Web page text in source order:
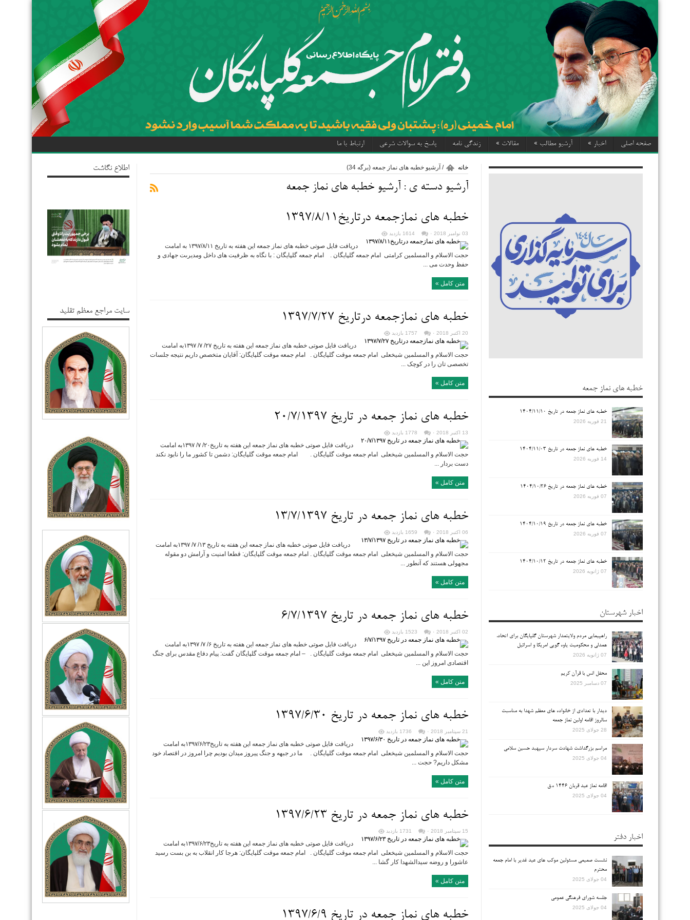
صفحه اصلی اخبار » آرشیو مطالب » مقالات » زندگی نامه پاسخ به سوالات شرعی ارتباط با ما
خانه / آرشیو خطبه های نماز جمعه (برگه 34)
آرشیو دسته ی : آرشیو خطبه های نماز جمعه
خطبه های نمازجمعه درتاریخ۱۳۹۷/۸/۱۱
03 نوامبر 2018 ۰ 1614 بازدید
دریافت فایل صوتی خطبه های نماز جمعه این هفته به تاریخ ۱۳۹۷/۸/۱۱ به امامت
حجت الاسلام و المسلمین کرامتی امام جمعه گلپایگان . امام جمعه گلپایگان : با نگاه به ظرفیت های داخل ومدیرىت جهادى و
حفظ وحدت مى ...
متن کامل »
خطبه های نمازجمعه درتاریخ ۱۳۹۷/۷/۲۷
20 اکتبر 2018 ۰ 1757 بازدید
دریافت فایل صوتی خطبه های نماز جمعه این هفته به تاریخ ۲۷/ ۷/ ۱۳۹۷به امامت
حجت الاسلام و المسلمین شیخعلی امام جمعه موقت گلپایگان . امام جمعه موقت گلپایگان: آقایان متخصص داریم نتیجه جلسات
تخصصی تان را در کوچک ...
متن کامل »
خطبه های نماز جمعه در تاریخ ۲۰/۷/۱۳۹۷
13 اکتبر 2018 ۰ 1778 بازدید
دریافت فایل صوتی خطبه های نماز جمعه این هفته به تاریخ۲۰/ ۷/ ۱۳۹۷به امامت
حجت الاسلام و المسلمین شیخعلی امام جمعه موقت گلپایگان . امام جمعه موقت گلپایگان: دشمن تا کشور ما را نابود نکند
دست بردار ...
متن کامل »
خطبه های نماز جمعه در تاریخ ۱۳/۷/۱۳۹۷
06 اکتبر 2018 ۰ 1659 بازدید
دریافت فایل صوتی خطبه های نماز جمعه این هفته به تاریخ ۱۳/ ۷/ ۱۳۹۷به امامت
حجت الاسلام و المسلمین شیخعلی امام جمعه موقت گلپایگان . امام جمعه موقت گلپایگان: قطعا امنیت و آرامش دو مقوله
مجهولی هستند که آنطور ...
متن کامل »
خطبه های نماز جمعه در تاریخ ۶/۷/۱۳۹۷
02 اکتبر 2018 ۰ 1523 بازدید
دریافت فایل صوتی خطبه های نماز جمعه این هفته به تاریخ ۶/ ۷/ ۱۳۹۷به امامت
حجت الاسلام و المسلمین شیخعلی امام جمعه موقت گلپایگان . – امام جمعه موقت گلپایگان گفت: پیام دفاع مقدس برای جنگ
اقتصادی امروز این ...
متن کامل »
خطبه های نماز جمعه در تاریخ ۱۳۹۷/۶/۳۰
21 سپتامبر 2018 ۰ 1736 بازدید
دریافت فایل صوتی خطبه های نماز جمعه این هفته به تاریخ۱۳۹۷/۶/۲۳به امامت
حجت الاسلام و المسلمین شیخعلی امام جمعه موقت گلپایگان . ما در جبهه و جنگ پیروز میدان بودیم چرا امروز در اقتصاد خود
مشکل داریم? حجت ...
متن کامل »
خطبه های نماز جمعه در تاریخ ۱۳۹۷/۶/۲۳
15 سپتامبر 2018 ۰ 1731 بازدید
دریافت فایل صوتی خطبه های نماز جمعه این هفته به تاریخ۱۳۹۷/۶/۲۳به امامت
حجت الاسلام و المسلمین شیخعلی امام جمعه موقت گلپایگان . امام جمعه موقت گلپایگان: هرجا کار انقلاب به بن بست رسید
عاشورا و روضه سیدالشهدا کار گشا ...
متن کامل »
خطبه های نماز جمعه در تاریخ ۱۳۹۷/۶/۹
اطلاع نگاشت
سایت مراجع معظم تقلید
خطبه های نماز جمعه
خطبه های نماز جمعه در تاریخ ۱۴۰۴/۱۱/۱۰
21 فوریه 2026
خطبه های نماز جمعه در تاریخ ۱۴۰۴/۱۱/۰۳
14 فوریه 2026
خطبه های نماز جمعه در تاریخ ۱۴۰۴/۱۰/۲۶
07 فوریه 2026
خطبه های نماز جمعه در تاریخ ۱۴۰۴/۱۰/۱۹
07 فوریه 2026
خطبه های نماز جمعه در تاریخ ۱۴۰۴/۱۰/۱۲
07 ژانویه 2026
اخبار شهرستان
راهپیمایی مردم ولایتمدار شهرستان گلپایگان برای اتحاد،
همدلی و محکومیت یاوه گویی امریکا و اسرائیل
07 ژانویه 2026
محفل انس با قرآن کریم
07 دسامبر 2025
دیدار با تعدادی از خانواده های معظم شهدا به مناسبت
سالروز اقامه اولین نماز جمعه
28 جولای 2025
مراسم بزرگداشت شهادت سردار سپهبد حسین سلامی
04 جولای 2025
اقامه نماز عید قربان ۱۴۴۶ ه.ق
04 جولای 2025
اخبار دفتر
نشست صمیمی مسئولین موکب های عید غدیر با امام جمعه
محترم
04 جولای 2025
جلسه شورای فرهنگی عمومی
04 جولای 2025